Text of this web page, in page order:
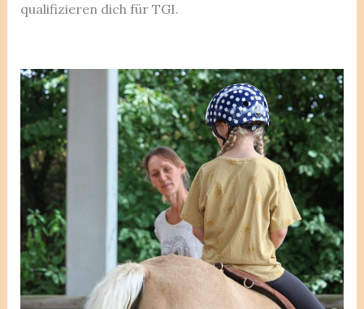
qualifizieren dich für TGI.